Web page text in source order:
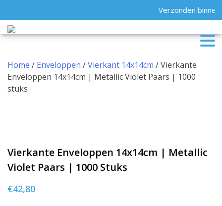
to
content
Verzonden binnen
Home / Enveloppen /Vierkant 14x14cm / Vierkante
Enveloppen 14x14cm | Metallic Violet Paars | 1000
stuks
Vierkante Enveloppen 14x14cm | Metallic
Violet Paars | 1000 Stuks
€42,80